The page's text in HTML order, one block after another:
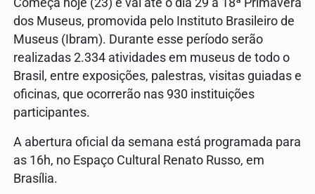
dos Museus, promovida pelo Instituto Brasileiro de
Museus (Ibram). Durante esse período serão
realizadas 2.334 atividades em museus de todo o
Brasil, entre exposições, palestras, visitas guiadas e
oficinas, que ocorrerão nas 930 instituições
participantes.
A abertura oficial da semana está programada para
as 16h, no Espaço Cultural Renato Russo, em
Brasília.